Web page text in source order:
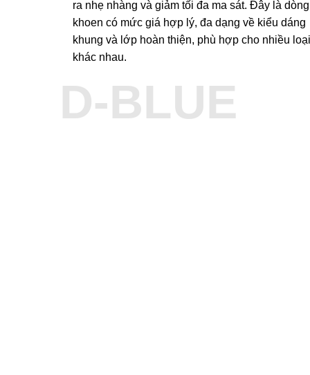
ra nhẹ nhàng và giảm tối đa ma sát. Đây là dòng
khoen có mức giá hợp lý, đa dạng về kiểu dáng
khung và lớp hoàn thiện, phù hợp cho nhiều
khác nhau.
D-BLUE